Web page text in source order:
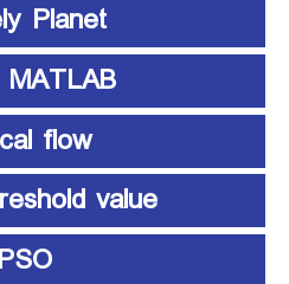
Planet
MATLAB متلب
flow
value
PSO